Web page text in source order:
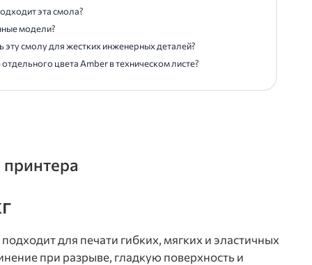
эта смола?
модели?
смолу для жестких инженерных деталей?
цвета Amber в техническом листе?
для печати гибких, мягких и эластичных
при разрыве, гладкую поверхность и